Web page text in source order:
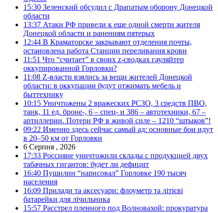
15:30 Зеленский обсудил с Драпатым оборону Донецкой
области
13:37 Атаки РФ привели к еще одной смерти жителя
Донецкой области и ранениям пятерых
12:44 В Краматорске закрывают отделения почты,
остановлена работа Станции переливания крови
11:51 Что “считает” в своих z-сводках гауляйтер
оккупированной Горловки?
11:08 Z-власти взялись за вещи жителей Донецкой
области: в оккупации будут отжимать мебель и
быттехнику
10:15 Уничтожены 2 вражеских РСЗО, 3 средств ПВО,
танк, 11 ед. броне-, 6 – спец- и 386 – автотехники, 67 –
артиллерии. Потери РФ в живой силе – 1210 “штыков”!
09:22 Именно здесь сейчас самый ад: основные бои идут
в 20–50 км от Горловки
6 Серпня , 2026
17:33 Россияне уничтожили склады с продукцией двух
табачных гигантов: будет ли дефицит
16:40 Пушилин “нарисовал” Горловке 190 тысяч
населения
16:09 Прилади та аксесуари: флоуметр та літієві
батарейки для лічильника
15:57 Расстрел пленного под Волновахой: прокуратура